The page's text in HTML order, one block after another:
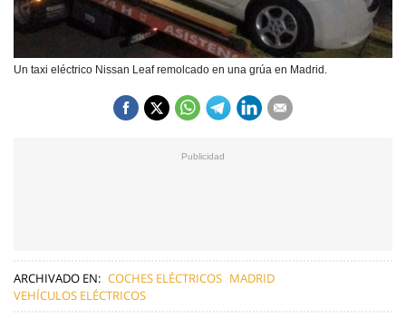
Un taxi eléctrico Nissan Leaf remolcado en una grúa en Madrid.
ARCHIVADO EN: COCHES ELÉCTRICOS MADRID
VEHÍCULOS ELÉCTRICOS